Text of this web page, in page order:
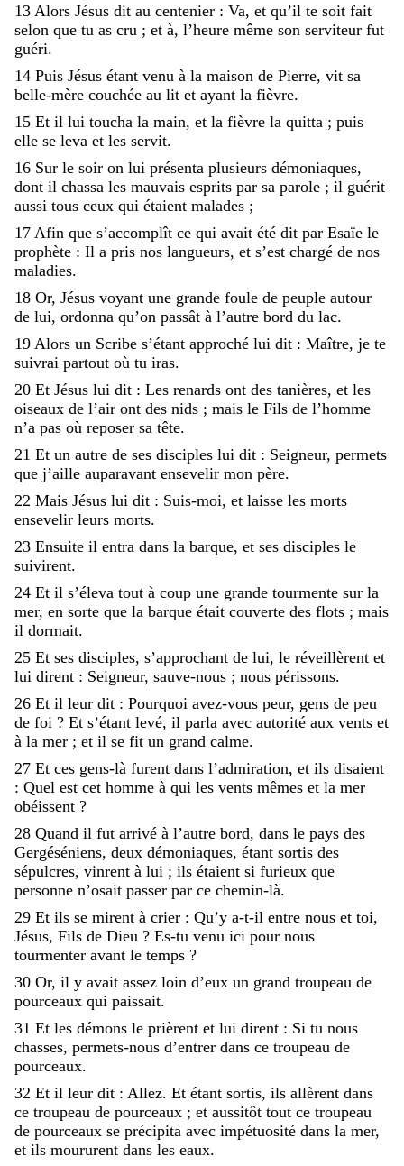
13 Alors Jésus dit au centenier : Va, et qu’il te soit fait
selon que tu as cru ; et à, l’heure même son serviteur fut
guéri.
14 Puis Jésus étant venu à la maison de Pierre, vit sa
belle-mère couchée au lit et ayant la fièvre.
15 Et il lui toucha la main, et la fièvre la quitta ; puis
elle se leva et les servit.
16 Sur le soir on lui présenta plusieurs démoniaques,
dont il chassa les mauvais esprits par sa parole ; il guérit
aussi tous ceux qui étaient malades ;
17 Afin que s’accomplît ce qui avait été dit par Esaïe le
prophète : Il a pris nos langueurs, et s’est chargé de nos
maladies.
18 Or, Jésus voyant une grande foule de peuple autour
de lui, ordonna qu’on passât à l’autre bord du lac.
19 Alors un Scribe s’étant approché lui dit : Maître, je te
suivrai partout où tu iras.
20 Et Jésus lui dit : Les renards ont des tanières, et les
oiseaux de l’air ont des nids ; mais le Fils de l’homme
n’a pas où reposer sa tête.
21 Et un autre de ses disciples lui dit : Seigneur, permets
que j’aille auparavant ensevelir mon père.
22 Mais Jésus lui dit : Suis-moi, et laisse les morts
ensevelir leurs morts.
23 Ensuite il entra dans la barque, et ses disciples le
suivirent.
24 Et il s’éleva tout à coup une grande tourmente sur la
mer, en sorte que la barque était couverte des flots ; mais
il dormait.
25 Et ses disciples, s’approchant de lui, le réveillèrent et
lui dirent : Seigneur, sauve-nous ; nous périssons.
26 Et il leur dit : Pourquoi avez-vous peur, gens de peu
de foi ? Et s’étant levé, il parla avec autorité aux vents et
à la mer ; et il se fit un grand calme.
27 Et ces gens-là furent dans l’admiration, et ils disaient
: Quel est cet homme à qui les vents mêmes et la mer
obéissent ?
28 Quand il fut arrivé à l’autre bord, dans le pays des
Gergéséniens, deux démoniaques, étant sortis des
sépulcres, vinrent à lui ; ils étaient si furieux que
personne n’osait passer par ce chemin-là.
29 Et ils se mirent à crier : Qu’y a-t-il entre nous et toi,
Jésus, Fils de Dieu ? Es-tu venu ici pour nous
tourmenter avant le temps ?
30 Or, il y avait assez loin d’eux un grand troupeau de
pourceaux qui paissait.
31 Et les démons le prièrent et lui dirent : Si tu nous
chasses, permets-nous d’entrer dans ce troupeau de
pourceaux.
32 Et il leur dit : Allez. Et étant sortis, ils allèrent dans
ce troupeau de pourceaux ; et aussitôt tout ce troupeau
de pourceaux se précipita avec impétuosité dans la mer,
et ils moururent dans les eaux.